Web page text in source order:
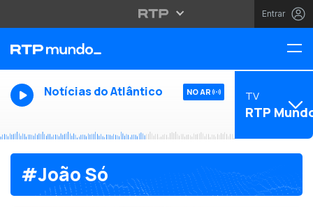
Entrar
Notícias do Atlântico NO AR TV
RTP
#João Só